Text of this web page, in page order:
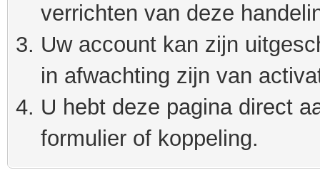
verrichten van deze
Uw account kan zijn
in afwachting zijn van
U hebt deze pagina direct
formulier of koppeling.